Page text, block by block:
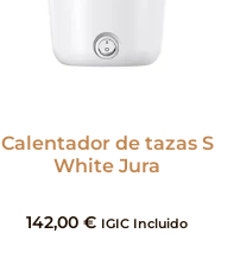
Calentador de tazas S
White Jura
142,00 € IGIC Incluido